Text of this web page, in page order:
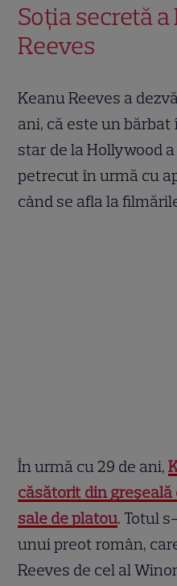
Soția secretă
Reeves
Keanu Reeves a
ani, că este un
star de la Hollywood
petrecut în urmă cu
când se afla la
În urmă cu 29 de ani,
căsătorit din
sale de platou. Totul
unui preot român,
Reeves de cel al